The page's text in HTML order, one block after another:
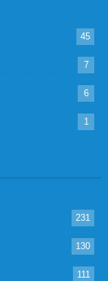
45
7
6
1
231
130
111